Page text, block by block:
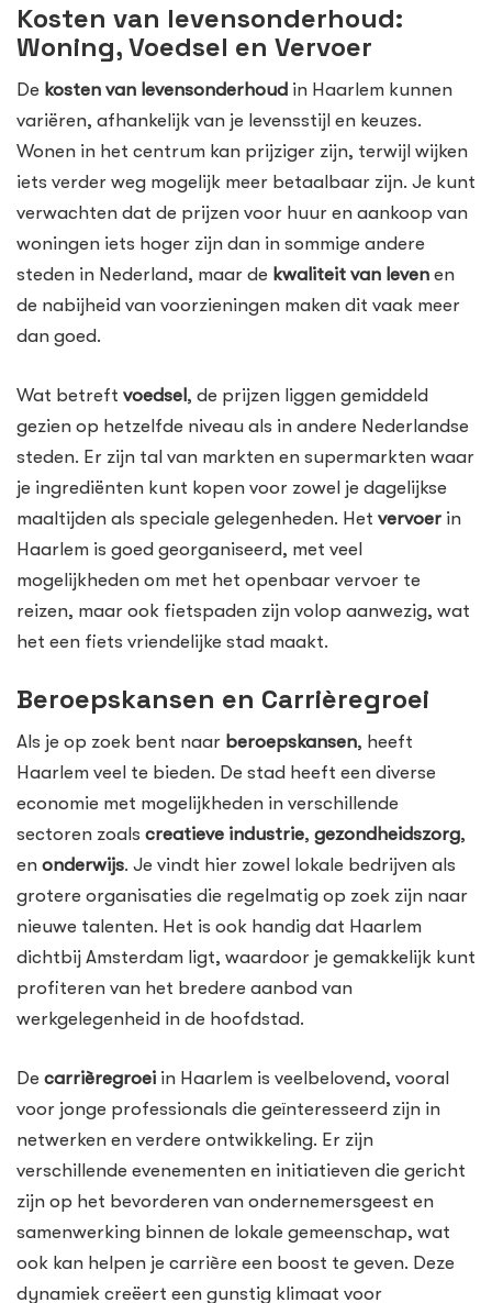
Kosten van levensonderhoud:
Woning, Voedsel en Vervoer
De kosten van levensonderhoud in Haarlem kunnen
variëren, afhankelijk van je levensstijl en keuzes.
Wonen in het centrum kan prijziger zijn, terwijl wijken
iets verder weg mogelijk meer betaalbaar zijn. Je kunt
verwachten dat de prijzen voor huur en aankoop van
woningen iets hoger zijn dan in sommige andere
steden in Nederland, maar de kwaliteit van leven en
de nabijheid van voorzieningen maken dit vaak meer
dan goed.
Wat betreft voedsel, de prijzen liggen gemiddeld
gezien op hetzelfde niveau als in andere Nederlandse
steden. Er zijn tal van markten en supermarkten waar
je ingrediënten kunt kopen voor zowel je dagelijkse
maaltijden als speciale gelegenheden. Het vervoer in
Haarlem is goed georganiseerd, met veel
mogelijkheden om met het openbaar vervoer te
reizen, maar ook fietspaden zijn volop aanwezig, wat
het een fiets vriendelijke stad maakt.
Beroepskansen en Carrièregroei
Als je op zoek bent naar beroepskansen, heeft
Haarlem veel te bieden. De stad heeft een diverse
economie met mogelijkheden in verschillende
sectoren zoals creatieve industrie, gezondheidszorg,
en onderwijs. Je vindt hier zowel lokale bedrijven als
grotere organisaties die regelmatig op zoek zijn naar
nieuwe talenten. Het is ook handig dat Haarlem
dichtbij Amsterdam ligt, waardoor je gemakkelijk kunt
profiteren van het bredere aanbod van
werkgelegenheid in de hoofdstad.
De carrièregroei in Haarlem is veelbelovend, vooral
voor jonge professionals die geïnteresseerd zijn in
netwerken en verdere ontwikkeling. Er zijn
verschillende evenementen en initiatieven die gericht
zijn op het bevorderen van ondernemersgeest en
samenwerking binnen de lokale gemeenschap, wat
ook kan helpen je carrière een boost te geven. Deze
dynamiek creëert een gunstig klimaat voor